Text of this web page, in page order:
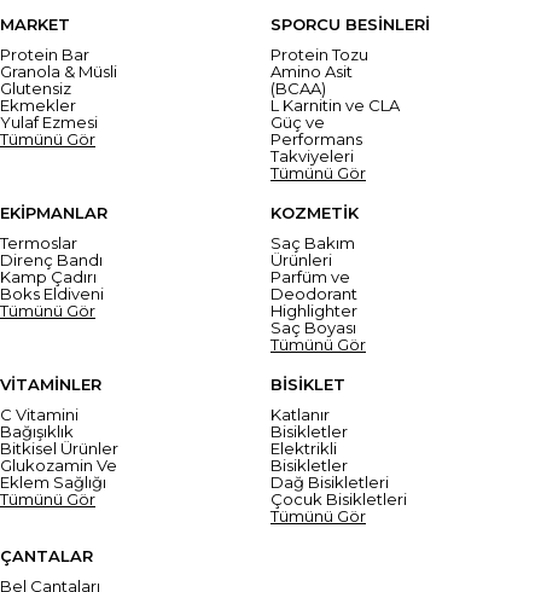
MARKET
Protein Bar
Granola & Müsli
Glutensiz
Ekmekler
Yulaf Ezmesi
Tümünü Gör
SPORCU BESİNLERİ
Protein Tozu
Amino Asit
(BCAA)
L Karnitin ve CLA
Güç ve
Performans
Takviyeleri
Tümünü Gör
EKİPMANLAR
Termoslar
Direnç Bandı
Kamp Çadırı
Boks Eldiveni
Tümünü Gör
KOZMETİK
Saç Bakım
Ürünleri
Parfüm ve
Deodorant
Highlighter
Saç Boyası
Tümünü Gör
VİTAMİNLER
C Vitamini
Bağışıklık
Bitkisel Ürünler
Glukozamin Ve
Eklem Sağlığı
Tümünü Gör
BİSİKLET
Katlanır
Bisikletler
Elektrikli
Bisikletler
Dağ Bisikletleri
Çocuk Bisikletleri
Tümünü Gör
ÇANTALAR
Bel Çantaları